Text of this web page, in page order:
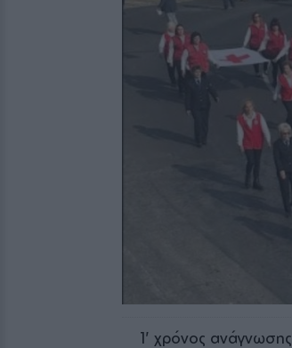
1' χρόνος ανάγνωσης